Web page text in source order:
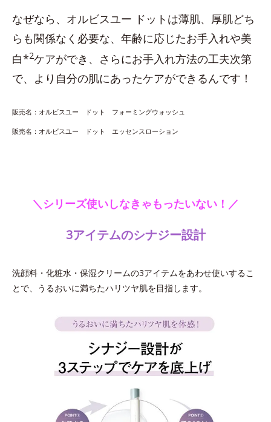
なぜなら、オルビスユー ドットは薄肌、厚肌どち
らも関係なく必要な、年齢に応じたお手入れや美
白*2ケアができ、さらにお手入れ方法の工夫次第
で、より自分の肌にあったケアができるんです！
販売名：オルビスユー ドット フォーミングウォッシュ
販売名：オルビスユー ドット エッセンスローション
＼シリーズ使いしなきゃもったいない！／
3アイテムのシナジー設計
洗顔料・化粧水・保湿クリームの3アイテムをあわせ使いするこ
とで、うるおいに満ちたハリツヤ肌を目指します。